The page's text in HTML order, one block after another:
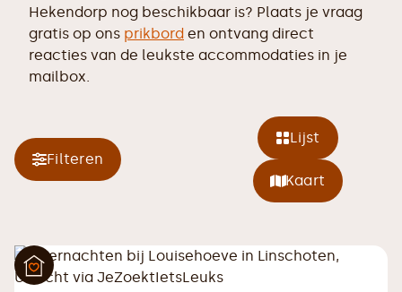
Hekendorp nog beschikbaar is? Plaats je vraag
gratis op ons prikbord en ontvang direct
reacties van de leukste accommodaties in je
mailbox.
Filteren
Lijst
Kaart